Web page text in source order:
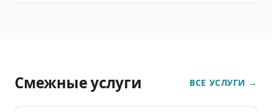
Смежные услуги ВСЕ УСЛУГИ →